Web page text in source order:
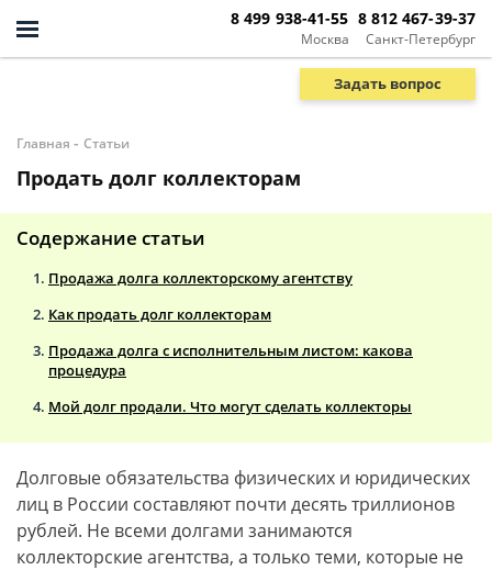
Москва
8 499 938-41-55
Санкт-Петербург
8 812 467-39-37
Задать вопрос
Главная - Статьи
Продать долг коллекторам
Содержание статьи
Продажа долга коллекторскому агентству
Как продать долг коллекторам
Продажа долга с исполнительным листом: какова
процедура
Мой долг продали. Что могут сделать коллекторы
Долговые обязательства физических и юридических
лиц в России составляют почти десять триллионов
рублей. Не всеми долгами занимаются
коллекторские агентства, а только теми, которые не